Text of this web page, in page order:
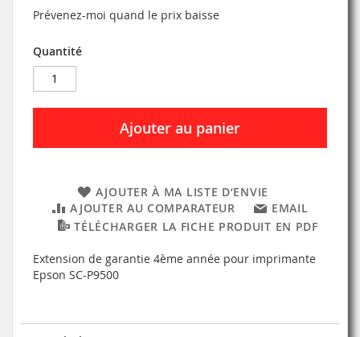
Prévenez-moi quand le prix baisse
Quantité
Ajouter au panier
AJOUTER À MA LISTE D’ENVIE
AJOUTER AU COMPARATEUR
EMAIL
TÉLÉCHARGER LA FICHE PRODUIT EN PDF
Extension de garantie 4ème année pour imprimante
Epson SC-P9500